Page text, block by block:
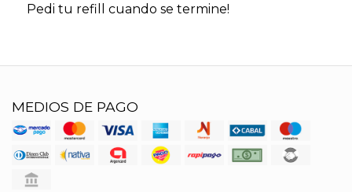
Pedi tu refill cuando se termine!
MEDIOS DE PAGO